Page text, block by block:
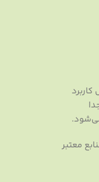
کاربرد
معتبر